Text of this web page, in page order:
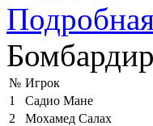
№ Игрок
1
Садио Мане
2
Мохамед Салах